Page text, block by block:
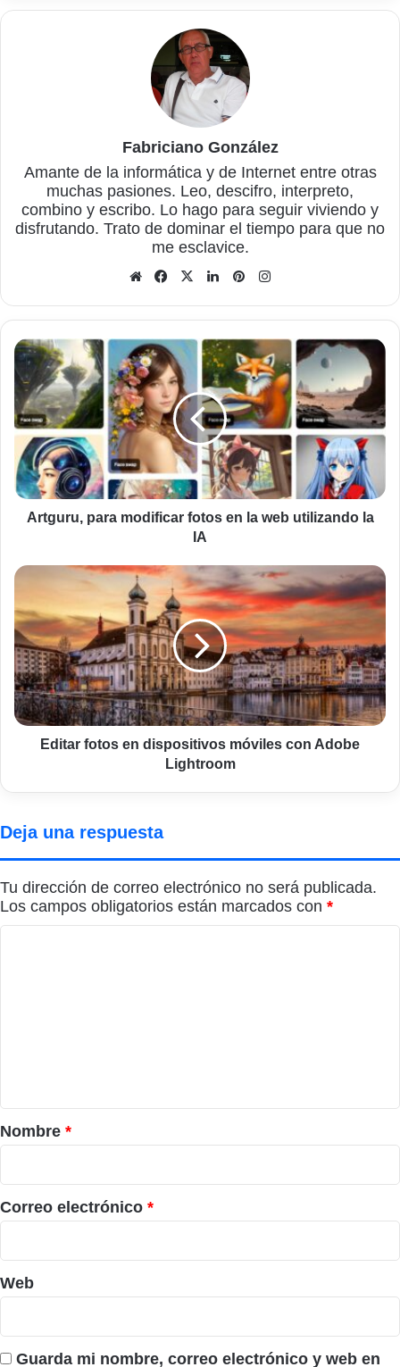
Fabriciano González
Amante de la informática y de Internet entre otras
muchas pasiones. Leo, descifro, interpreto,
combino y escribo. Lo hago para seguir viviendo y
disfrutando. Trato de dominar el tiempo para que no
me esclavice.
Sitio
Facebook
X LinkedInPinterest
Artguru,
para
modificar
fotos
en
la
web
utilizando
la
IAArtguru, para modificar fotos en la web utilizando la
IA
Editar
en
dispositivos
móviles
con
Adobe
Lightroom
Editar fotos en dispositivos móviles con Adobe
Lightroom
Deja una respuesta
Tu dirección de correo electrónico no será publicada.
Los campos obligatorios están marcados con *
r
i
o
*
Nombre *
Correo electrónico *
Web
Guarda mi nombre, correo electrónico y web en